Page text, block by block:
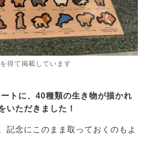
得て掲載しています
トに、40種類の生き物が描かれ
いただきました！
記念にこのまま取っておくのもよ